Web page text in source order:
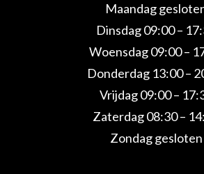
Maandag
Dinsdag 09:00 –
Woensdag 09:00 –
Donderdag 13:00 –
Vrijdag 09:00 –
Zaterdag 08:30 –
Zondag gesloten